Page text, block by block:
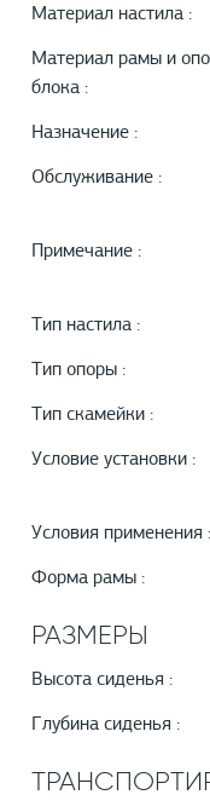
Материал настила :
Материал рамы и
блока :
Назначение :
Обслуживание :
Примечание :
Тип настила :
Тип опоры :
Тип скамейки :
Условие установки :
Условия применения :
Форма рамы :
РАЗМЕРЫ
Высота сиденья :
Глубина сиденья :